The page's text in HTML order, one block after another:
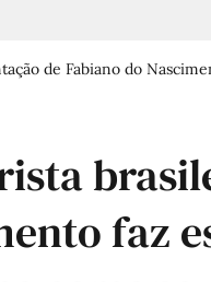
de Fabiano do
faz